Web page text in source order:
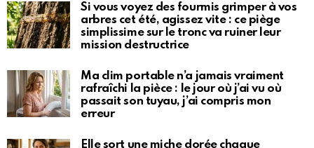
Si vous voyez des fourmis grimper à vos
arbres cet été, agissez vite : ce piège
simplissime sur le tronc va ruiner leur
mission destructrice
Ma clim portable n’a jamais vraiment
rafraîchi la pièce : le jour où j’ai vu où
passait son tuyau, j’ai compris mon
erreur
Elle sort une miche dorée chaque